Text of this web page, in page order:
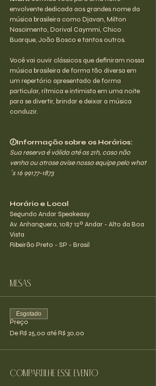
envolvente dedicada aos grandes nome da
música brasileira como Djavan, Milton
Nascimento, Dorival Caymmi, Chico
Buarque, João Bosco e tantos outros.
Você vai ouvir clássicos que definiram nossa
música brasileira de forma tão diversa em
um repertório apresentado de forma
particular, rítmica e intimista em uma noite
para se divertir, brindar e deixar a música
conduzir.
🕖Informação sobre os Horários:
Sua reserva é válida até as 21h, caso não
venha ou atrase avise nossa equipe pelo what
´s 16 99177-1873
Horário e Local
Segundo Andar Speakeasy
Av. Anhanguera, 1087 12º Andar - Alto da Boa
Vista
Ribeirão Preto - SP - Brasil
Mesas
Preço
De R$ 25,00 até R$ 30,00
Esgotado
Compartilhe esse evento